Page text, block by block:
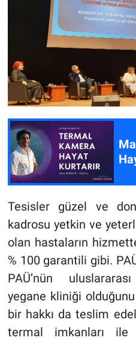
Makale:
Tesisler güzel ve
kadrosu yetkin ve
olan hastaların
% 100 garantili gibi.
PAÜ’nün
yegane kliniği
bir hakkı da teslim
termal imkanları ile